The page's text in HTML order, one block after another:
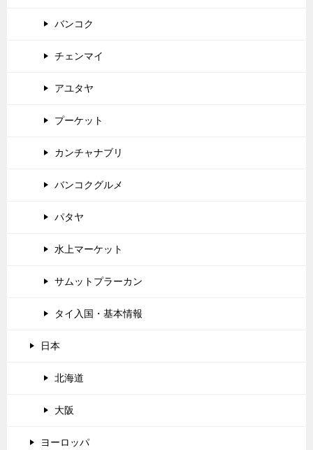
バンコク
チェンマイ
アユタヤ
プーケット
カンチャナブリ
バンコクグルメ
パタヤ
水上マーケット
サムットプラーカン
タイ入国・基本情報
日本
北海道
大阪
ヨーロッパ